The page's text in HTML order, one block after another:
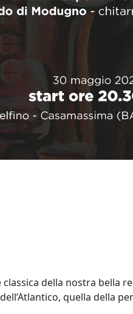
della nostra bella
quella della